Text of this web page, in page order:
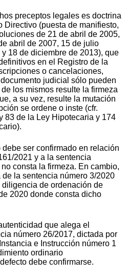
preceptos legales es doctrina
Directivo (puesta de manifiesto,
de 21 de abril de 2005,
abril de 2007, 15 de julio
18 de diciembre de 2013), que
en el Registro de la
o cancelaciones,
judicial sólo pueden
de los mismos resulte la firmeza
a su vez, resulte la mutación
se ordene o inste (cfr.
83 de la Ley Hipotecaria y 174
debe ser confirmado en relación
2021 y a la sentencia
consta la firmeza. En cambio,
la sentencia número 3/2020
de ordenación de
2020 donde consta dicho
que alega el
número 26/2017, dictada por
e Instrucción número 1
ordinario
debe confirmarse.